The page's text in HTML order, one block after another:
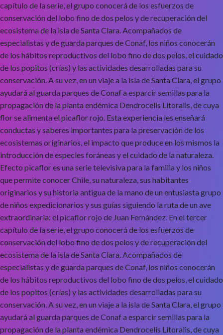
capítulo de la serie, el grupo conocerá de los esfuerzos de
conservación del lobo fino de dos pelos y de recuperación del
ecosistema de la isla de Santa Clara. Acompañados de
especialistas y de guarda parques de Conaf, los niños conocerán
de los hábitos reproductivos del lobo fino de dos pelos, el cuidado
de los popitos (crías) y las actividades desarrolladas para su
conservación. A su vez, en un viaje a la isla de Santa Clara, el grupo
ayudará al guarda parques de Conaf a esparcir semillas para la
propagación de la planta endémica Dendrocelis Litoralis, de cuya
flor se alimenta el picaflor rojo. Esta experiencia les enseñará
conductas y saberes importantes para la preservación de los
ecosistemas originarios, el impacto que produce en los mismos la
introducción de especies foráneas y el cuidado de la naturaleza.
Efecto picaflor es una serie televisiva para la familia y los niños
que permite conocer Chile, su naturaleza, sus habitantes
originarios y su historia antigua de la mano de un entusiasta grupo
de niños expedicionarios y sus guías siguiendo la ruta de un ave
extraordinaria: el picaflor rojo de Juan Fernández. En el tercer
capítulo de la serie, el grupo conocerá de los esfuerzos de
conservación del lobo fino de dos pelos y de recuperación del
ecosistema de la isla de Santa Clara. Acompañados de
especialistas y de guarda parques de Conaf, los niños conocerán
de los hábitos reproductivos del lobo fino de dos pelos, el cuidado
de los popitos (crías) y las actividades desarrolladas para su
conservación. A su vez, en un viaje a la isla de Santa Clara, el grupo
ayudará al guarda parques de Conaf a esparcir semillas para la
propagación de la planta endémica Dendrocelis Litoralis, de cuya